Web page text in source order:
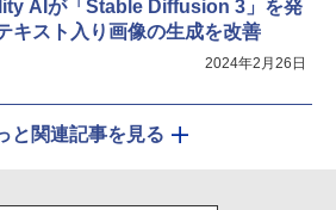
AIが「Stable Diffusion 3」を発
キスト入り画像の生成を改善
2024年2月26日
と関連記事を見る